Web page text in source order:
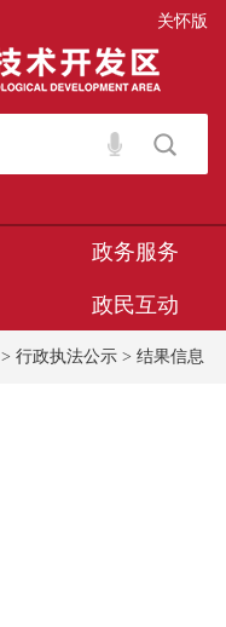
关怀版
政务服务
政民互动
> 行政执法公示 > 结果信息